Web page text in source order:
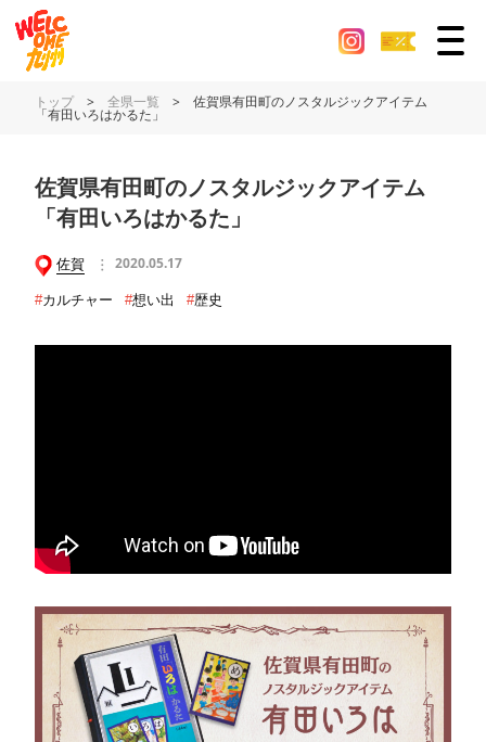
トップ >全県一覧 >佐賀県有田町のノスタルジックアイテム
「有田いろはかるた」
佐賀県有田町のノスタルジックアイテム
「有田いろはかるた」
佐賀 2020.05.17
#カルチャー #想い出 #歴史